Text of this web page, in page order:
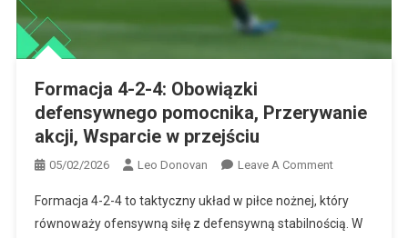
Formacja 4-2-4: Dostosowanie do przeciwników, Elastyczność
strategiczna, Zarządzanie grą
Formacja 4-2-4: Obowiązki
defensywnego pomocnika, Przerywanie
akcji, Wsparcie w przejściu
05/02/2026 Leo Donovan Leave A CommentOn
4-
2-
Formacja 4-2-4 to taktyczny układ w piłce nożnej, który
równoważy ofensywną siłę z defensywną stabilnością. W